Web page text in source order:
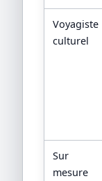
Voyagiste
culturel
Sur
mesure